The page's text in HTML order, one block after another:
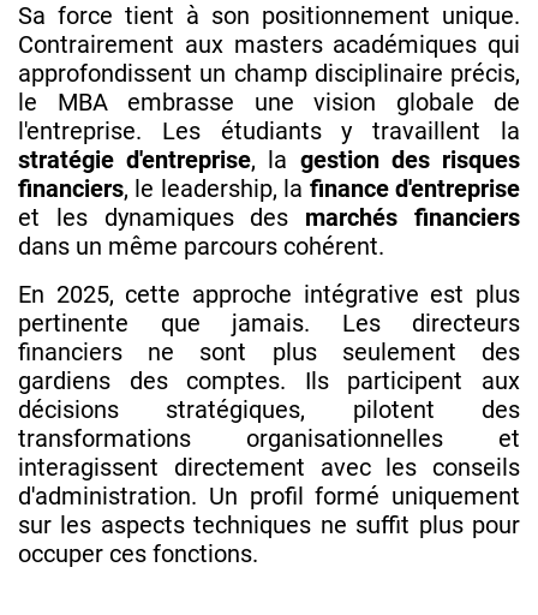
Sa force tient à son positionnement unique.
Contrairement aux masters académiques qui
approfondissent un champ disciplinaire précis,
le MBA embrasse une vision globale de
l'entreprise. Les étudiants y travaillent la
stratégie d'entreprise, la gestion des risques
financiers, le leadership, la finance d'entreprise
et les dynamiques des marchés financiers
dans un même parcours cohérent.
En 2025, cette approche intégrative est plus
pertinente que jamais. Les directeurs
financiers ne sont plus seulement des
gardiens des comptes. Ils participent aux
décisions stratégiques, pilotent des
transformations organisationnelles et
interagissent directement avec les conseils
d'administration. Un profil formé uniquement
sur les aspects techniques ne suffit plus pour
occuper ces fonctions.